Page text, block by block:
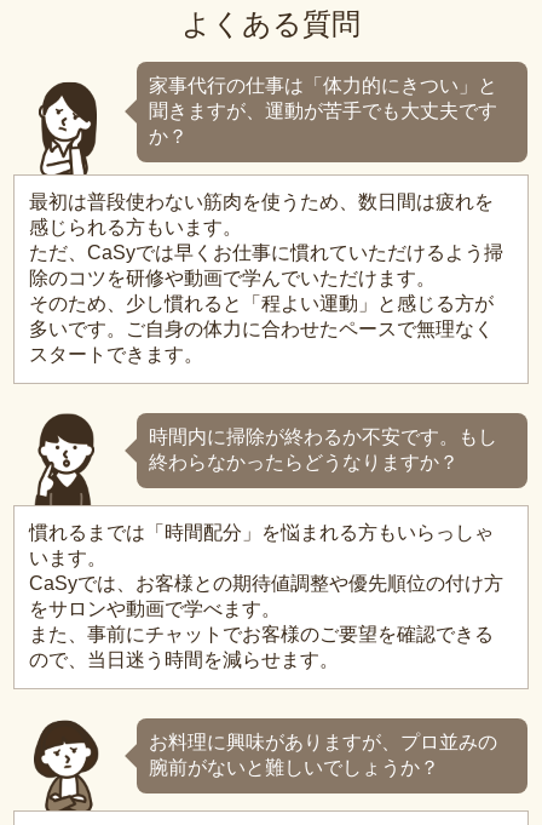
よくある質問
家事代行の仕事は「体力的にきつい」と
聞きますが、運動が苦手でも大丈夫です
か？
最初は普段使わない筋肉を使うため、数日間は疲れを
感じられる方もいます。
ただ、CaSyでは早くお仕事に慣れていただけるよう掃
除のコツを研修や動画で学んでいただけます。
そのため、少し慣れると「程よい運動」と感じる方が
多いです。ご自身の体力に合わせたペースで無理なく
スタートできます。
時間内に掃除が終わるか不安です。もし
終わらなかったらどうなりますか？
慣れるまでは「時間配分」を悩まれる方もいらっしゃ
います。
CaSyでは、お客様との期待値調整や優先順位の付け方
をサロンや動画で学べます。
また、事前にチャットでお客様のご要望を確認できる
ので、当日迷う時間を減らせます。
お料理に興味がありますが、プロ並みの
腕前がないと難しいでしょうか？